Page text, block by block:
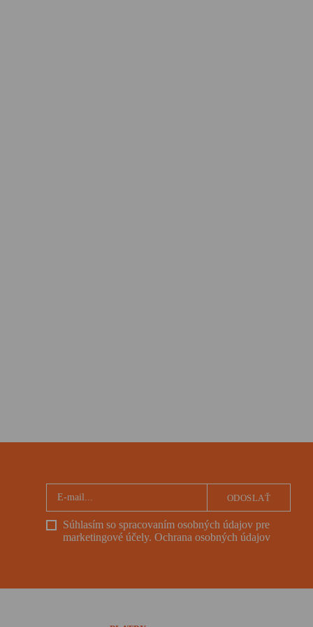
Súhlasím so spracovaním osobných údajov pre
marketingové účely. Ochrana osobných údajov
ODOSLAŤ